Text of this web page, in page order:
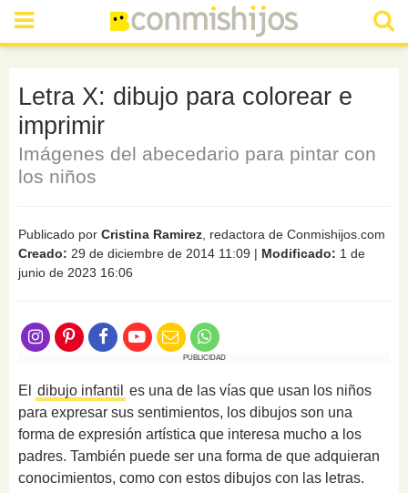
Letra X: dibujo para colorear e
imprimir
Imágenes del abecedario para pintar con
los niños
Publicado por Cristina Ramirez , redactora de Conmishijos.com
Creado: 29 de diciembre de 2014 11:09 | Modificado: 1 de
junio de 2023 16:06
PUBLICIDAD
El dibujo infantil
es una de las vías que usan los niños
para expresar sus sentimientos, los dibujos son una
forma de expresión artística que interesa mucho a los
padres. También puede ser una forma de que adquieran
conocimientos, como con estos dibujos con las letras.